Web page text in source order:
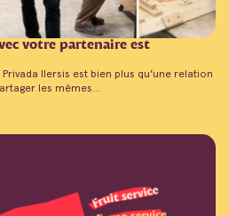
votre partenaire est
Ilersis est bien plus qu'une relation
les mêmes...